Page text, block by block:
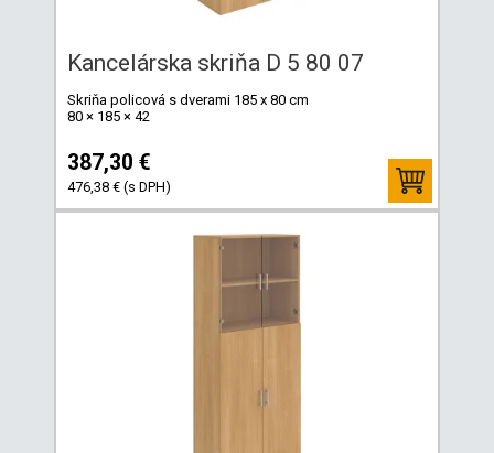
Kancelárska skriňa D 5 80 07
Skriňa policová s dverami 185 x 80 cm
80 × 185 × 42
387,30 €
476,38 € (s DPH)